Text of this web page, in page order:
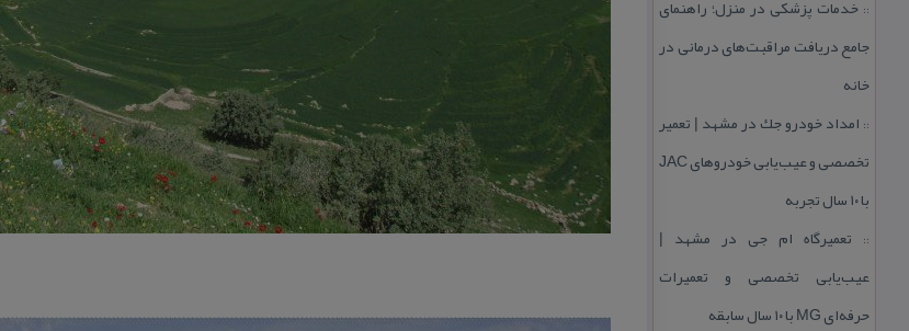
:: خدمات پزشكی در منزل؛ راهنمای
جامع دریافت مراقبت‌های درمانی در
خانه
:: امداد خودرو جك در مشهد | تعمیر
تخصصی و عیب‌یابی خودروهای JAC
با ۱۰ سال تجربه
:: تعمیرگاه ام جی در مشهد |
عیب‌یابی تخصصی و تعمیرات
حرفه‌ای MG با ۱۰ سال سابقه